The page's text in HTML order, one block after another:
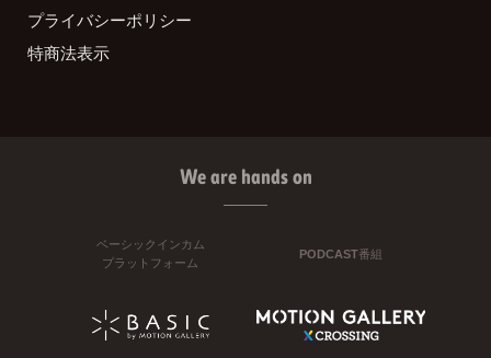
プライバシーポリシー
特商法表示
We are hands on
ベーシックインカム
プラットフォーム
PODCAST番組